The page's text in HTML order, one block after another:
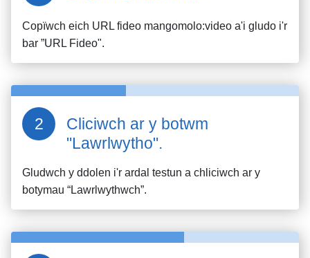
Copïwch eich URL fideo mangomolo:video a'i gludo i'r
bar ”URL Fideo".
Cliciwch ar y botwm
"Lawrlwytho".
Gludwch y ddolen i'r ardal testun a chliciwch ar y
botymau “Lawrlwythwch”.